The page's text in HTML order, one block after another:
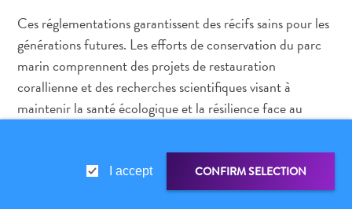
Ces réglementations garantissent des récifs sains pour les
générations futures. Les efforts de conservation du parc
marin comprennent des projets de restauration
corallienne et des recherches scientifiques visant à
maintenir la santé écologique et la résilience face au
Peut-on plonger à Klein Curaçao ?
I accept CONFIRM SELECTION